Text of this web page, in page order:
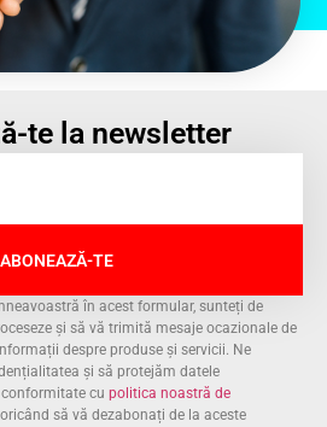
te la newsletter
ABONEAZĂ-TE
în acest formular, sunteți de
și să vă trimită mesaje ocazionale de
despre produse și servicii. Ne
și să protejăm datele
cu politica noastră de
să vă dezabonați de la aceste